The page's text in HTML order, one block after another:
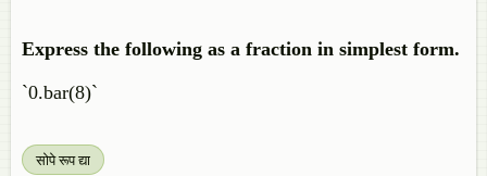
Express the following as a fraction in simplest form.
`0.bar(8)`
सोपे रूप द्या